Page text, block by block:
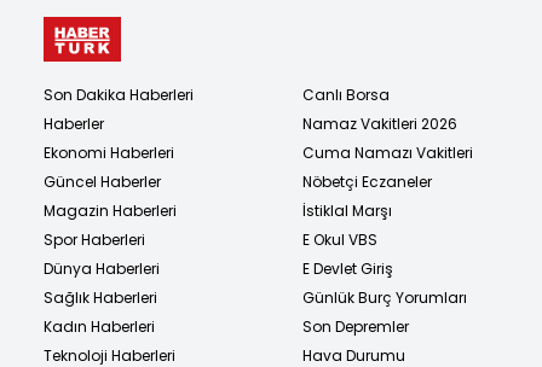
Son Dakika Haberleri
Haberler
Ekonomi Haberleri
Güncel Haberler
Magazin Haberleri
Spor Haberleri
Dünya Haberleri
Sağlık Haberleri
Kadın Haberleri
Teknoloji Haberleri
Canlı Borsa
Namaz Vakitleri 2026
Cuma Namazı Vakitleri
Nöbetçi Eczaneler
İstiklal Marşı
E Okul VBS
E Devlet Giriş
Günlük Burç Yorumları
Son Depremler
Hava Durumu